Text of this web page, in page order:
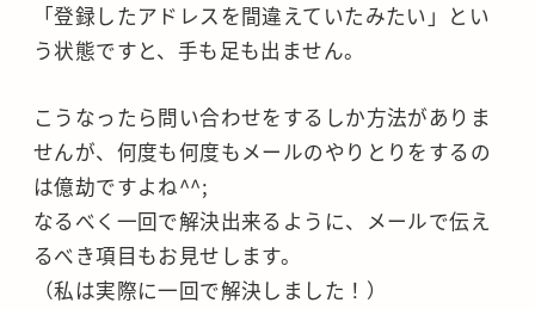
「登録したアドレスを間違えていたみたい」とい
う状態ですと、手も足も出ません。
こうなったら問い合わせをするしか方法がありま
せんが、何度も何度もメールのやりとりをするの
は億劫ですよね^^;
なるべく一回で解決出来るように、メールで伝え
るべき項目もお見せします。
（私は実際に一回で解決しました！）